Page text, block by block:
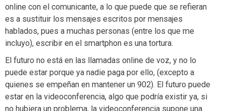
online con el comunicante, a lo que puede que se refieran
es a sustituir los mensajes escritos por mensajes
hablados, pues a muchas personas (entre los que me
incluyo), escribir en el smartphon es una tortura.
El futuro no está en las llamadas online de voz, y no lo
puede estar porque ya nadie paga por ello, (excepto a
quienes se empeñan en mantener un 902). El futuro puede
estar en la videoconferencia, algo que podría existir ya, si
no hubiera un problema, la videoconferencia supone una